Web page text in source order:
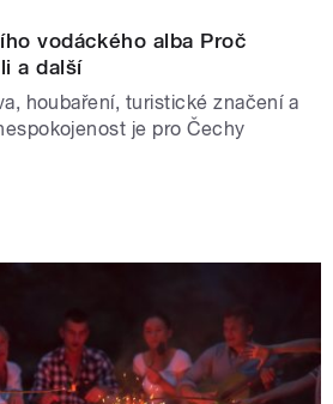
vodáckého alba Proč
a další
houbaření, turistické značení a
je pro Čechy